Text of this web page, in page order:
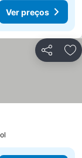
Ver preços
Partilhar